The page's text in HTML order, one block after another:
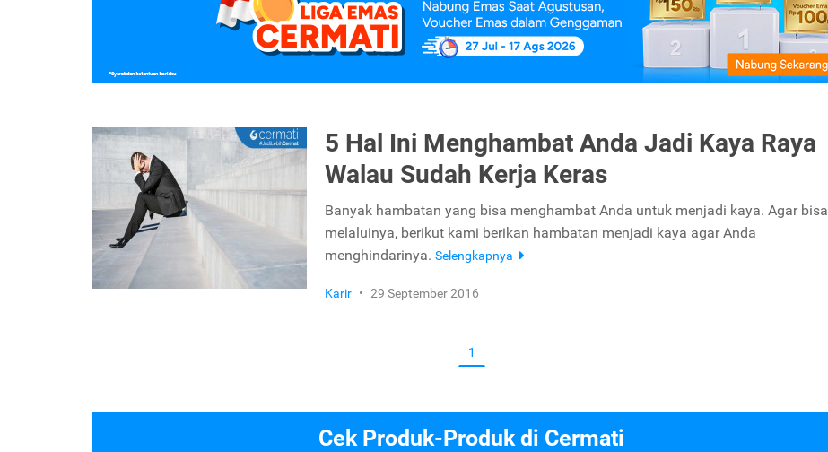
5 Hal Ini Menghambat Anda Jadi Kaya Raya
Walau Sudah Kerja Keras
Banyak hambatan yang bisa menghambat Anda untuk menjadi kaya. Agar bisa
melaluinya, berikut kami berikan hambatan menjadi kaya agar Anda
menghindarinya. Selengkapnya
Karir • 29 September 2016
1
Cek Produk-Produk di Cermati